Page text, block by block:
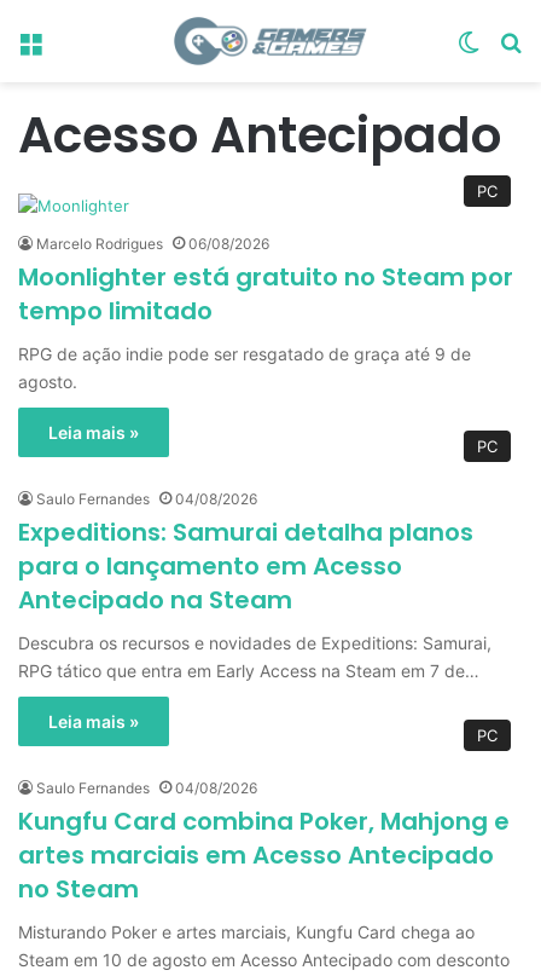
Menu
Acesso Antecipado
PC
Marcelo Rodrigues 06/08/2026
Moonlighter está gratuito no Steam por
tempo limitado
RPG de ação indie pode ser resgatado de graça até 9 de
agosto.
Leia mais »
PC
Saulo Fernandes 04/08/2026
Expeditions: Samurai detalha planos
para o lançamento em Acesso
Antecipado na Steam
Descubra os recursos e novidades de Expeditions: Samurai,
RPG tático que entra em Early Access na Steam em 7 de…
Leia mais »
PC
Saulo Fernandes 04/08/2026
Kungfu Card combina Poker, Mahjong e
artes marciais em Acesso Antecipado
no Steam
Misturando Poker e artes marciais, Kungfu Card chega ao
Steam em 10 de agosto em Acesso Antecipado com desconto